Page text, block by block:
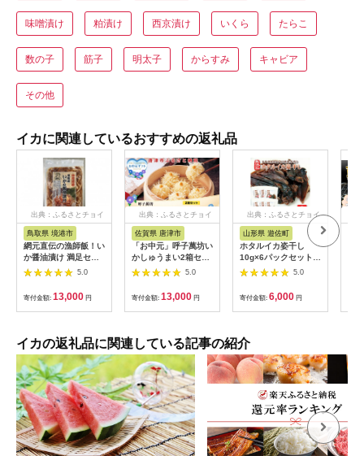
味噌漬け 粕漬け 西京漬け いくら たらこ
数の子 筋子 明太子 からすみ キャビア
その他
イカに関連しているおすすめの返礼品
出典：ふるさとチョイ
鳥取県 境港市
網元直伝の漁師飯！い
か醤油漬け 満足セッ
ト(計750g・150g×5P
入) | いか醤油漬け イ
カ漬け いか丼 海鮮丼
ご飯のお供 漬け丼 海
鮮 魚介 魚介類 味付け
冷凍 小分け 定期便 簡
単調理 解凍するだけ
手軽 家庭用 お取り寄
せ グルメ 人気 おすす
め 鳥取県 境港市
5.0
寄付金額: 13,000 円
出典：ふるさとチョイ
佐賀県 唐津市
「お中元」呼子萬坊い
かしゅうまい2箱セッ
ト 呼子名物 惣菜 ギフ
ト用 贈り物用
5.0
寄付金額: 13,000 円
出典：ふるさとチョイ
山形県 遊佐町
ホタルイカ姿干し
10g×6パックセット
化学調味料・保存料・
着色料不使用 国産 烏
賊 いか 干物 乾物 常
温保存 東北 山形県 遊
佐町 庄内 おやつ おつ
5.0
寄付金額: 6,000 円
イカの返礼品に関連している記事の紹介